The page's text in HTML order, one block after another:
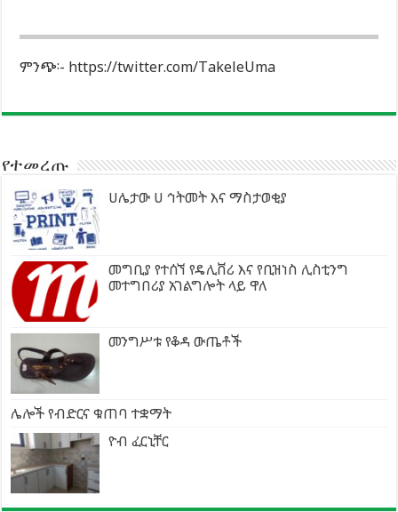
ምንጭ፡- https://twitter.com/TakeleUma
የተመረጡ
ሀሌታው ሀ ኅትመት እና ማስታወቂያ
መግቢያ የተሰኘ የዴሊቨሪ እና የቢዝነስ ሊስቲንግ
መተግበሪያ አገልግሎት ላይ ዋለ
መንግሥቱ የቆዳ ውጤቶች
ሌሎች የብድርና ቁጠባ ተቋማት
ዮብ ፈርኒቸር